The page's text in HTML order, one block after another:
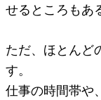
せるところもあ
ただ、ほとんど
す。
仕事の時間帯や